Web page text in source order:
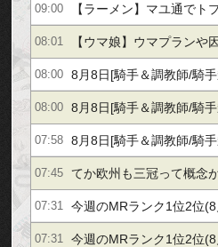
算するのか未だに謎…
09:00 【ラーメン】マユ通でト
プロを育成！
08:01 【ウマ娘】ウマプランや
育成が楽にはなったけど
ってるんだ。
08:00 8月8日[騎手＆調教師/騎
タ]
08:00 8月8日[騎手＆調教師/騎
タ]
07:58 8月8日[騎手＆調教師/騎
タ]
07:45 てか欧州も三冠って概念
冠を気にするのは日本く
か 他
07:31 今週のMRランク1位2位
07:31 今週のMRランク1位2位